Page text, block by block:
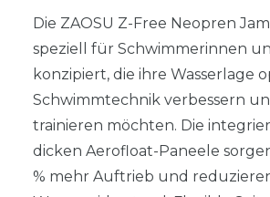
Die ZAOSU Z-Free Neopren
speziell für Schwimmerinnen
konzipiert, die ihre Wasserlage
Schwimmtechnik verbessern
trainieren möchten. Die
dicken Aerofloat-Paneele
% mehr Auftrieb und